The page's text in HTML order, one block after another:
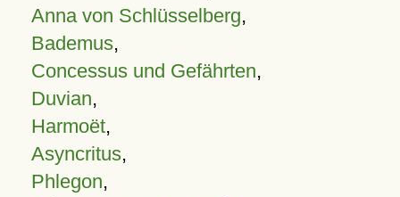
Anna von Schlüsselberg,
Bademus,
Concessus und Gefährten,
Duvian,
Harmoët,
Asyncritus,
Phlegon,